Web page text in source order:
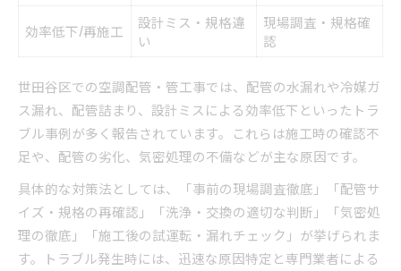
効率低下/再施工
設計ミス・規格違
い
現場調査・規格確
認
世田谷区での空調配管・管工事では、配管の水漏れや冷媒ガ
ス漏れ、配管詰まり、設計ミスによる効率低下といったトラ
ブル事例が多く報告されています。これらは施工時の確認不
足や、配管の劣化、気密処理の不備などが主な原因です。
具体的な対策法としては、「事前の現場調査徹底」「配管サ
イズ・規格の再確認」「洗浄・交換の適切な判断」「気密処
理の徹底」「施工後の試運転・漏れチェック」が挙げられま
す。トラブル発生時には、迅速な原因特定と専門業者による